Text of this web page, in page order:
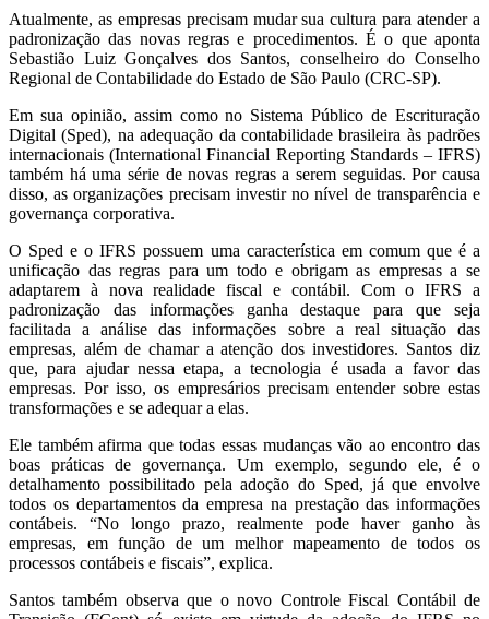
Atualmente, as empresas precisam mudar sua cultura para atender a
padronização das novas regras e procedimentos. É o que aponta
Sebastião Luiz Gonçalves dos Santos, conselheiro do Conselho
Regional de Contabilidade do Estado de São Paulo (CRC-SP).
Em sua opinião, assim como no Sistema Público de Escrituração
Digital (Sped), na adequação da contabilidade brasileira às padrões
internacionais (International Financial Reporting Standards – IFRS)
também há uma série de novas regras a serem seguidas. Por causa
disso, as organizações precisam investir no nível de transparência e
governança corporativa.
O Sped e o IFRS possuem uma característica em comum que é a
unificação das regras para um todo e obrigam as empresas a se
adaptarem à nova realidade fiscal e contábil. Com o IFRS a
padronização das informações ganha destaque para que seja
facilitada a análise das informações sobre a real situação das
empresas, além de chamar a atenção dos investidores. Santos diz
que, para ajudar nessa etapa, a tecnologia é usada a favor das
empresas. Por isso, os empresários precisam entender sobre estas
transformações e se adequar a elas.
Ele também afirma que todas essas mudanças vão ao encontro das
boas práticas de governança. Um exemplo, segundo ele, é o
detalhamento possibilitado pela adoção do Sped, já que envolve
todos os departamentos da empresa na prestação das informações
contábeis. “No longo prazo, realmente pode haver ganho às
empresas, em função de um melhor mapeamento de todos os
processos contábeis e fiscais”, explica.
Santos também observa que o novo Controle Fiscal Contábil de